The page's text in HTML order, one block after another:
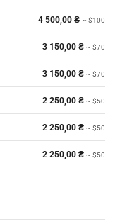
4 500,00 ₴ ~ $100
3 150,00 ₴ ~ $70
3 150,00 ₴ ~ $70
2 250,00 ₴ ~ $50
2 250,00 ₴ ~ $50
2 250,00 ₴ ~ $50